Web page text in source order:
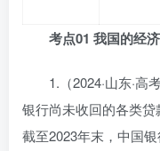
考点01 我国的经
1.（2024·山东·
银行尚未收回的各类贷
截至2023年末，中国